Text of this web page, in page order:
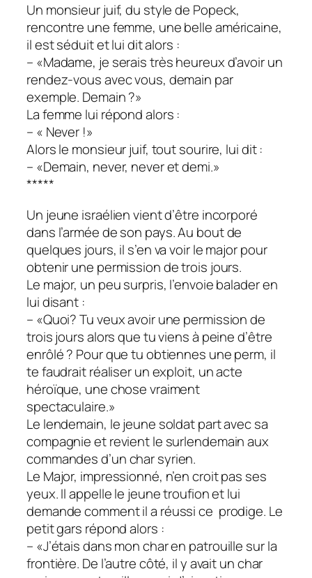
Un monsieur juif, du style de Popeck,
rencontre une femme, une belle américaine,
il est séduit et lui dit alors :
– «Madame, je serais très heureux d’avoir un
rendez-vous avec vous, demain par
exemple. Demain ?»
La femme lui répond alors :
– « Never !»
Alors le monsieur juif, tout sourire, lui dit :
– «Demain, never, never et demi.»
*****
Un jeune israélien vient d’être incorporé
dans l’armée de son pays. Au bout de
quelques jours, il s’en va voir le major pour
obtenir une permission de trois jours.
Le major, un peu surpris, l’envoie balader en
lui disant :
– «Quoi? Tu veux avoir une permission de
trois jours alors que tu viens à peine d’être
enrôlé ? Pour que tu obtiennes une perm, il
te faudrait réaliser un exploit, un acte
héroïque, une chose vraiment
spectaculaire.»
Le lendemain, le jeune soldat part avec sa
compagnie et revient le surlendemain aux
commandes d’un char syrien.
Le Major, impressionné, n’en croit pas ses
yeux. Il appelle le jeune troufion et lui
demande comment il a réussi ce prodige. Le
petit gars répond alors :
– «J’étais dans mon char en patrouille sur la
frontière. De l’autre côté, il y avait un char